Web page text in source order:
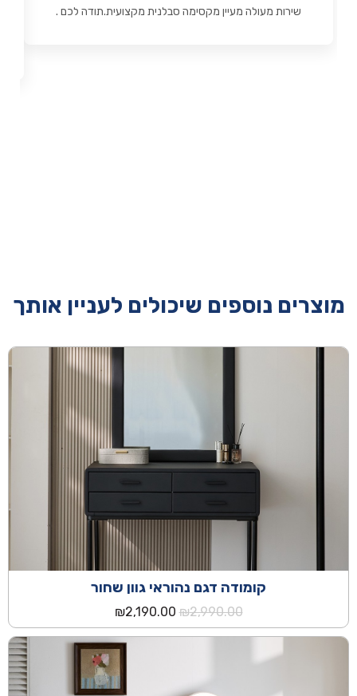
שירות מעולה מעיין מקסימה סבלנית מקצועית.תודה לכם .
מוצרים נוספים שיכולים לעניין אותך
קומודה דגם נהוראי גוון שחור
₪2,990.00
המחיר
המקורי
היה:
₪2,190.00
הנוכחי
הוא:
₪2,190.00.